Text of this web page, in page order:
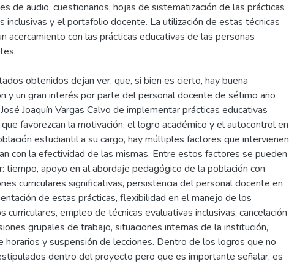
de audio, cuestionarios, hojas de sistematización de las prácticas
inclusivas y el portafolio docente. La utilización de estas técnicas
acercamiento con las prácticas educativas de las personas
obtenidos dejan ver, que, si bien es cierto, hay buena
y un gran interés por parte del personal docente de sétimo año
Joaquín Vargas Calvo de implementar prácticas educativas
favorezcan la motivación, el logro académico y el autocontrol en
estudiantil a su cargo, hay múltiples factores que intervienen
con la efectividad de las mismas. Entre estos factores se pueden
tiempo, apoyo en al abordaje pedagógico de la población con
curriculares significativas, persistencia del personal docente en
de estas prácticas, flexibilidad en el manejo de los
curriculares, empleo de técnicas evaluativas inclusivas, cancelación
grupales de trabajo, situaciones internas de la institución,
horarios y suspensión de lecciones. Dentro de los logros que no
dentro del proyecto pero que es importante señalar, es